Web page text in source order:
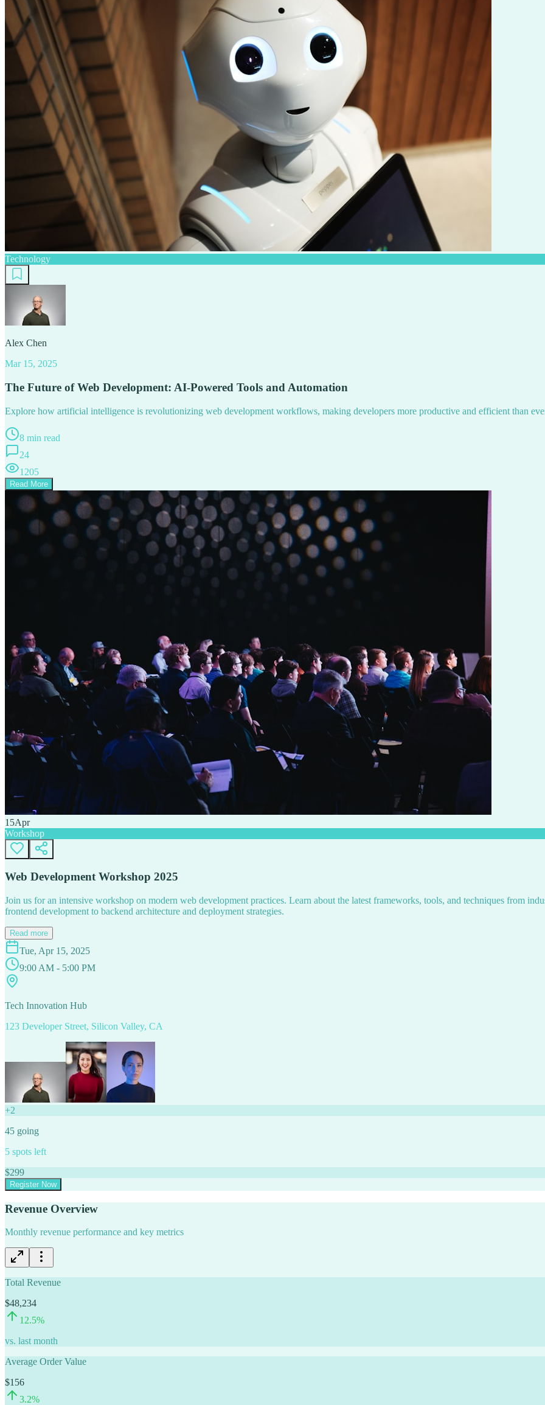
Technology
Alex Chen
Mar 15, 2025
The Future of Web Development: AI-Powered Tools and Automation
Explore how artificial intelligence is revolutionizing web development workflows, making developers more productive and efficient than
8 min read
24
1205
Read More
15Apr
Workshop
Web Development Workshop 2025
Join us for an intensive workshop on modern web development practices. Learn about the latest frameworks, tools, and techniques from
frontend development to backend architecture and deployment strategies.
Read more
Tue, Apr 15, 2025
9:00 AM - 5:00 PM
Tech Innovation Hub
123 Developer Street, Silicon Valley, CA
+2
45 going
5 spots left
$299
Register Now
Revenue Overview
Monthly revenue performance and key metrics
Total Revenue
$48,234
12.5%
vs. last month
Average Order Value
$156
3.2%